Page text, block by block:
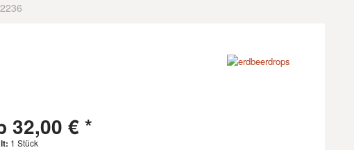
32,00 € *
1 Stück